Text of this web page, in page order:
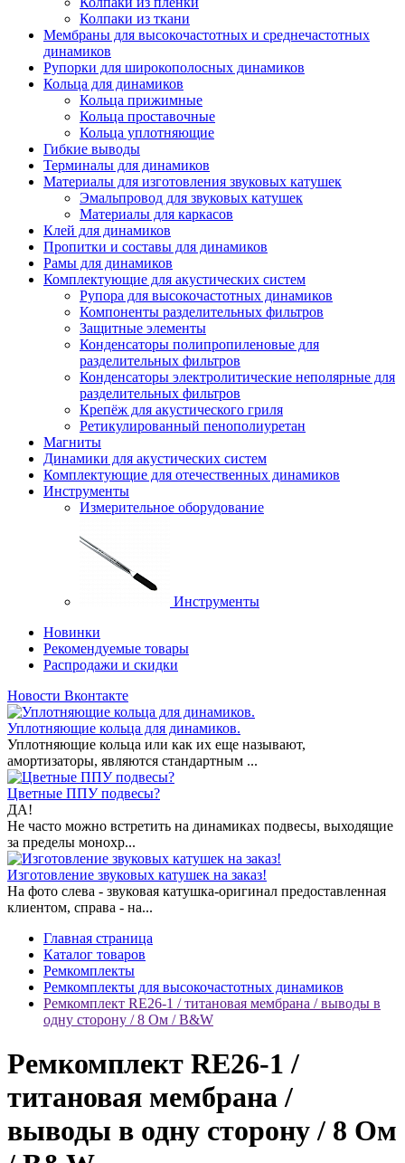
Колпаки из ткани
Мембраны для высокочастотных и среднечастотных
динамиков
Рупорки для широкополосных динамиков
Кольца для динамиков
Кольца прижимные
Кольца проставочные
Кольца уплотняющие
Гибкие выводы
Терминалы для динамиков
Материалы для изготовления звуковых катушек
Эмальпровод для звуковых катушек
Материалы для каркасов
Клей для динамиков
Пропитки и составы для динамиков
Рамы для динамиков
Комплектующие для акустических систем
Рупора для высокочастотных динамиков
Компоненты разделительных фильтров
Защитные элементы
Конденсаторы полипропиленовые для
разделительных фильтров
Конденсаторы электролитические неполярные для
разделительных фильтров
Крепёж для акустического гриля
Ретикулированный пенополиуретан
Магниты
Динамики для акустических систем
Комплектующие для отечественных динамиков
Инструменты
Измерительное оборудование
Инструменты
Новинки
Рекомендуемые товары
Распродажи и скидки
Новости Вконтакте
Уплотняющие кольца для динамиков.
Уплотняющие кольца или как их еще называют,
амортизаторы, являются стандартным ...
Цветные ППУ подвесы?
ДА!
Не часто можно встретить на динамиках подвесы, выходящие
за пределы монохр...
Изготовление звуковых катушек на заказ!
На фото слева - звуковая катушка-оригинал предоставленная
клиентом, справа - на...
Главная страница
Каталог товаров
Ремкомплекты
Ремкомплекты для высокочастотных динамиков
Ремкомплект RE26-1 / титановая мембрана / выводы в
одну сторону / 8 Ом / B&W
Ремкомплект RE26-1 /
титановая мембрана /
выводы в одну сторону / 8 Ом